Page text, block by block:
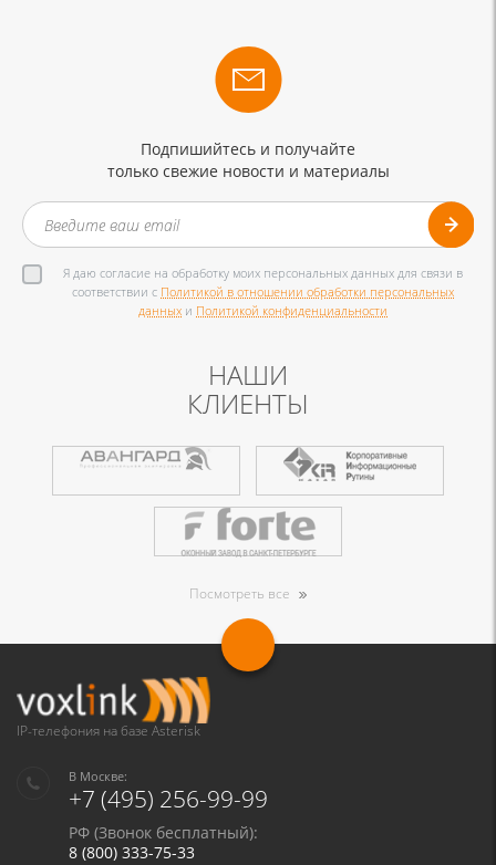
Подпишийтесь и получайте
только свежие новости и материалы
Я даю согласие на обработку моих персональных данных для связи в
соответствии с Политикой в отношении обработки персональных
данных и Политикой конфиденциальности
НАШИ
КЛИЕНТЫ
Посмотреть все
IP-телефония на базе Asterisk
В Москве:
+7 (495) 256-99-99
РФ (Звонок бесплатный):
8 (800) 333-75-33